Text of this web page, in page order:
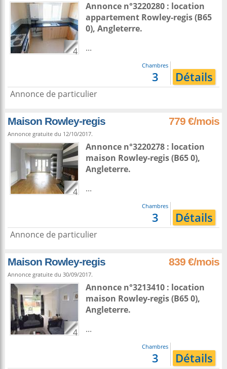
4
Annonce n°3220280 : location
appartement Rowley-regis(B65
0), Angleterre.
...
Chambres
3 Détails
Annonce de particulier
Maison Rowley-regis 779 €/mois
Annonce gratuite du 12/10/2017.
4
Annonce n°3220278 : location
maison Rowley-regis(B65 0),
Angleterre.
...
Chambres
3 Détails
Annonce de particulier
Maison Rowley-regis 839 €/mois
Annonce gratuite du 30/09/2017.
4
Annonce n°3213410 : location
maison Rowley-regis(B65 0),
Angleterre.
...
Chambres
3 Détails